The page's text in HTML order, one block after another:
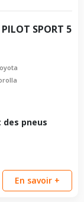
PILOT SPORT 5
pneus
En savoir +